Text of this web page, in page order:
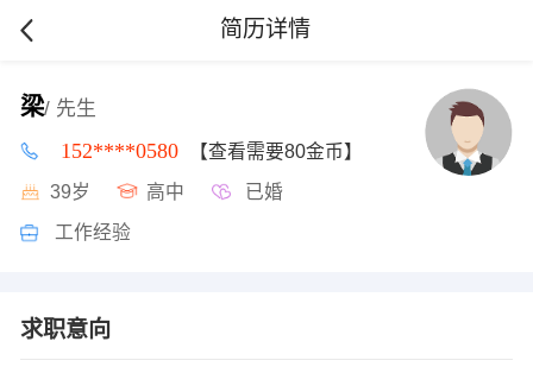
简历详情
梁/ 先生
152****0580 【查看需要80金币】
39岁 高中 已婚
工作经验
求职意向